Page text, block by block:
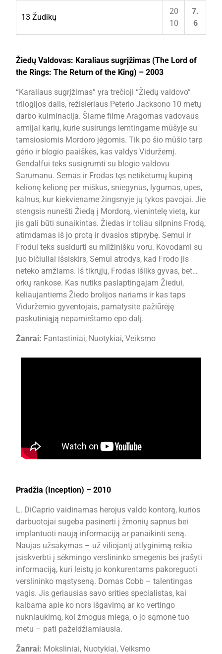
13 Žudikų
20
10
7.
6
Žiedų Valdovas: Karaliaus sugrįžimas (The Lord of
the Rings: The Return of the King) – 2003
“Karaliaus sugrįžimas” yra trečioji “Žiedų valdovo”
trilogijos dalis, režisieriaus Peterio Jacksono 10 metų
darbo kulminacija. Šiame filme Aragornas vadovaus
armijai karių, kurie susirungs lemtingame mūšyje su
tamsiosiomis Mordoro jėgomis. Tik po šio mūšio tarp
gėrio ir blogio paaiškės, kas valdys Viduržemį.
Gendalfui teks susigrumti su blogio valdovu
Sarumanu. Semas ir Frodas tęs netikėtumų kupiną
kelionę kelionę per miškus, sniegynus, lygumas, upes,
kalnus, kur kiekviename žingsnyje jų tykos pavojai. Jie
stengsis nunešti Žiedą į Mordorą, vienintelę vietą, kur
jis gali būti sunaikintas. Žiedas ir toliau silpnins Frodą,
atimdamas iš jo protą ir dvasios stiprybę. Semui ir
Frodui teks susidurti su milžinišku voru. Kovodami su
juo bičiuliai išsiskirs, Semui atrodys, kad Frodo jis
neteko amžiams. Iš tikrųjų, Frodas išliks gyvas, bet…
orkų rankose. Kas nutiks paslaptingajam Žiedui,
keliaujantiems Žiedo brolijos nariams ir kas taps
Viduržemio gyventojais, pamatysite pažiūrėję
paskutiniąją nepamirštamo epo dalį.
Žanrai: Fantastiniai, Nuotykiai, Veiksmo
Pradžia (Inception) – 2010
L. DiCaprio vaidinamas herojus valdo kontorą, kurios
darbuotojai sugeba pasinerti į žmonių sapnus bei
implantuoti naują informaciją ar panaikinti seną.
Naujas užsakymas – už viliojantį atlyginimą reikia
įsiskverbti į sėkmingo verslininko smegenis bei įrašyti
informaciją, kuri leistų jo konkurentams pakoreguoti
verslininko mąstyseną. Domas Cobb – talentingas
vagis. Jis geriausias savo srities specialistas, kai
kalbama apie ko nors išgavimą ar ko vertingo
nukniaukimą, kol žmogus miega, o jo sąmonė tuo
metu – pati pažeidžiamiausia.
Žanrai: Moksliniai, Nuotykiai, Veiksmo